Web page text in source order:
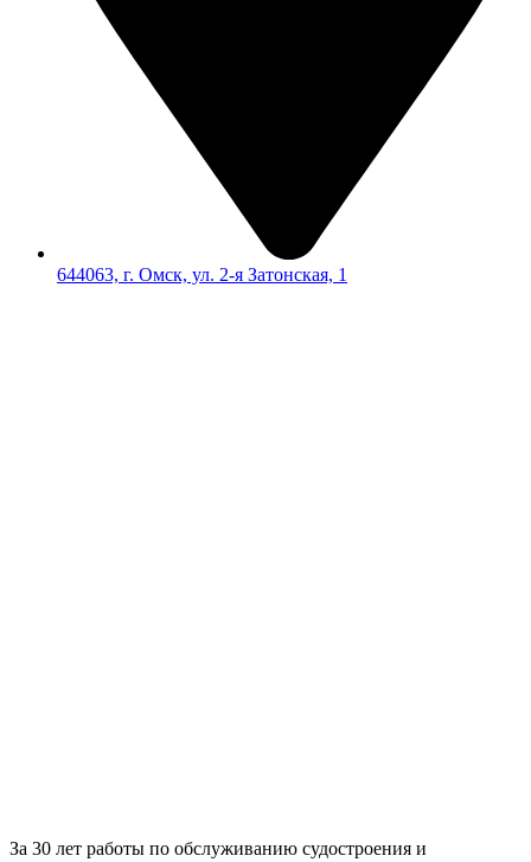
644063, г. Омск, ул. 2-я Затонская, 1
За 30 лет работы по обслуживанию судостроения и